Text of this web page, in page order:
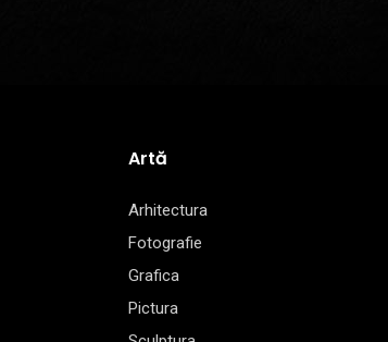
Artă
Arhitectura
Fotografie
Grafica
Pictura